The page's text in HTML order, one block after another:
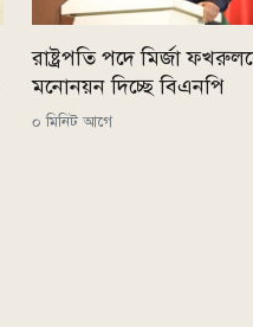
রাষ্ট্রপতি পদে মির্জা
মনোনয়ন দিচ্ছে বিএনপি
০ মিনিট আগে